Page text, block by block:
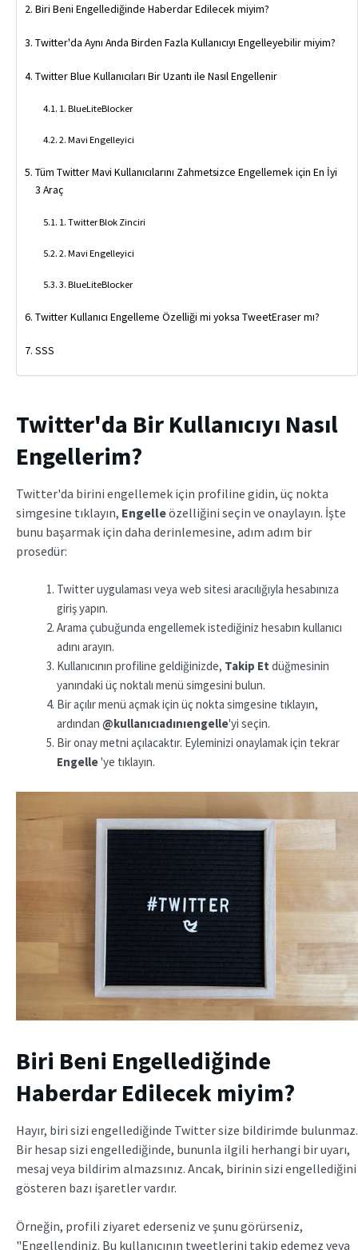
Biri Beni Engellediğinde Haberdar Edilecek miyim?
Twitter'da Aynı Anda Birden Fazla Kullanıcıyı Engelleyebilir miyim?
Twitter Blue Kullanıcıları Bir Uzantı ile Nasıl Engellenir
1. BlueLiteBlocker
2. Mavi Engelleyici
Tüm Twitter Mavi Kullanıcılarını Zahmetsizce Engellemek için En İyi
3 Araç
1. Twitter Blok Zinciri
2. Mavi Engelleyici
3. BlueLiteBlocker
Twitter Kullanıcı Engelleme Özelliği mi yoksa TweetEraser mı?
SSS
Twitter'da Bir Kullanıcıyı Nasıl
Engellerim?
Twitter'da birini engellemek için profiline gidin, üç nokta
simgesine tıklayın, Engelleözelliğini seçin ve onaylayın. İşte
bunu başarmak için daha derinlemesine, adım adım bir
prosedür:
Twitter uygulaması veya web sitesi aracılığıyla hesabınıza
giriş yapın.
Arama çubuğunda engellemek istediğiniz hesabın kullanıcı
adını arayın.
Kullanıcının profiline geldiğinizde, Takip Et düğmesinin
yanındaki üç noktalı menü simgesini bulun.
Bir açılır menü açmak için üç nokta simgesine tıklayın,
ardından @kullanıcıadınıengelle'yi seçin.
Bir onay metni açılacaktır. Eyleminizi onaylamak için tekrar
Engelle'ye tıklayın.
Biri Beni Engellediğinde
Haberdar Edilecek miyim?
Hayır, biri sizi engellediğinde Twitter size bildirimde bulunmaz.
Bir hesap sizi engellediğinde, bununla ilgili herhangi bir uyarı,
mesaj veya bildirim almazsınız. Ancak, birinin sizi engellediğini
gösteren bazı işaretler vardır.
Örneğin, profili ziyaret ederseniz ve şunu görürseniz,
"Engellendiniz. Bu kullanıcının tweetlerini takip edemez veya